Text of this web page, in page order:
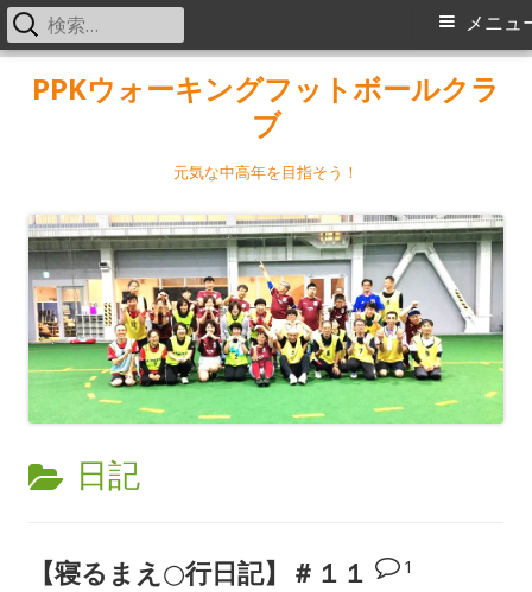
PPKウォーキングフットボールクラ
ブ
元気な中高年を目指そう！
メ
メニュ
検
索:
カ
ゴ
日記
【寝るまえ○行日記】＃１１ 1